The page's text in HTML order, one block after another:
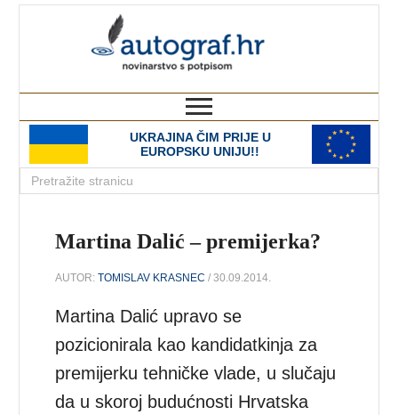
UKRAJINA ČIM PRIJE U
EUROPSKU UNIJU!!
Martina Dalić – premijerka?
AUTOR:TOMISLAV KRASNEC / 30.09.2014.
Martina Dalić upravo se
pozicionirala kao kandidatkinja za
premijerku tehničke vlade, u slučaju
da u skoroj budućnosti Hrvatska